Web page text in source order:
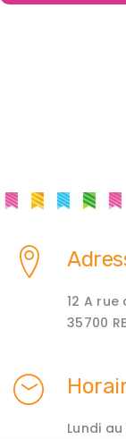
12 A rue
35700
Lundi